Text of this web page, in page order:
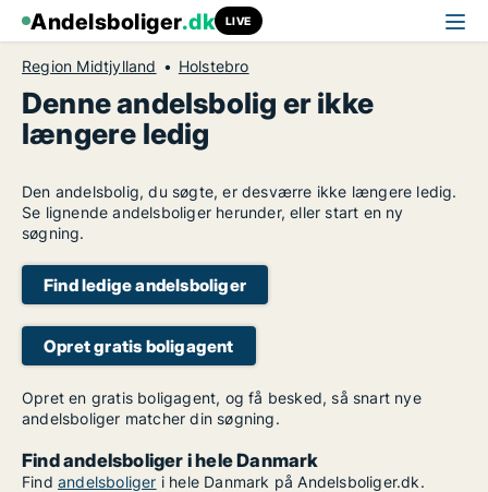
Andelsboliger.dk LIVE
Region Midtjylland Holstebro
Denne andelsbolig er ikke
længere ledig
Den andelsbolig, du søgte, er desværre ikke længere ledig.
Se lignende andelsboliger herunder, eller start en ny
søgning.
Find ledige andelsboliger
Opret gratis boligagent
Opret en gratis boligagent, og få besked, så snart nye
andelsboliger matcher din søgning.
Find andelsboliger i hele Danmark
Find andelsboliger i hele Danmark på Andelsboliger.dk.